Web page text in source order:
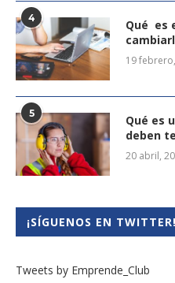
4
Qué es
19
5
Qué es
deben
20 abril,
¡SÍGUENOS EN TWITTER!
Tweets by Emprende_Club